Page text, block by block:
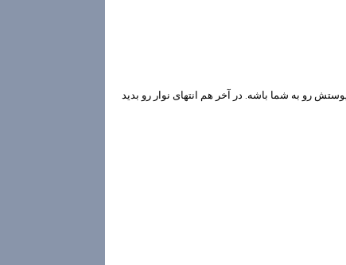
پوستش رو به شما باشه. در آخر هم انتهای نوار رو بدید